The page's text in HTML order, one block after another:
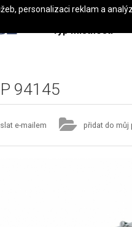
Typ místnosti
94145
e-mailem přidat do můj
personalizaci reklam a